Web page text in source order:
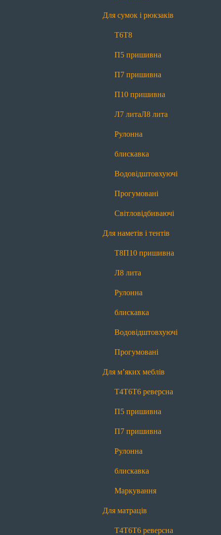
Для сумок і рюкзаків
Т6Т8
П5 пришивна
П7 пришивна
П10 пришивна
Л7 литаЛ8 лита
Рулонна
блискавка
Водовідштовхуючі
Прогумовані
Світловідбиваючі
Для наметів і тентів
Т8П10 пришивна
Л8 лита
Рулонна
блискавка
Водовідштовхуючі
Прогумовані
Для м’яких меблів
Т4Т6Т6 реверсна
П5 пришивна
П7 пришивна
Рулонна
блискавка
Маркування
Для матраців
Т4Т6Т6 реверсна
Водовідштовхуючі Прогумовані
Світловідбиваючі
Т8
Рулонна блискавка Водовідштовхуючі
Світловідбиваючі
Рулонна блискавка
П5 пришивна П7 пришивна
Л7 лита Л8 лита
Рулонна блискавка Водовідштовхуючі
Світловідбиваючі
П10 пришивна
Рулонна блискавка
Т6 реверсна П5 пришивна
Рулонна блискавка
Т6 реверсна
Рулонна блискавка
Для постільної білизни
Т6 реверсна П7 пришивна